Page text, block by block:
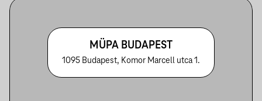
MÜPA BUDAPEST
1095 Budapest, Komor Marcell utca 1.